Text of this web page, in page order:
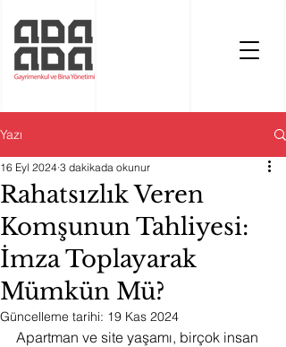
Yazı
Rahatsızlık Veren
Komşunun Tahliyesi:
İmza Toplayarak
Mümkün Mü?
16 Eyl 2024 3 dakikada okunur
Güncelleme tarihi: 19 Kas 2024
Apartman ve site yaşamı, birçok insan